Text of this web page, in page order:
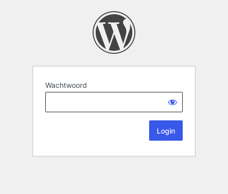
Wachtwoord